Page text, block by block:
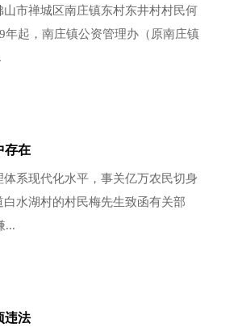
市禅城区南庄镇东村东井村村民何
起，南庄镇公资管理办（原南庄镇
存在
系现代化水平，事关亿万农民切身
水湖村的村民梅先生致函有关部
...
违法